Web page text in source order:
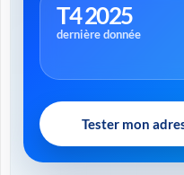
T4 2025
dernière donnée
Tester mon